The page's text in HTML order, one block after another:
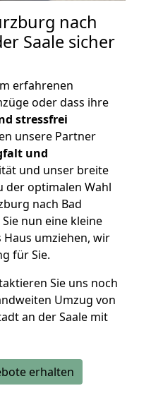
nach
Saale sicher
erfahrenen
oder dass ihre
stressfrei
unsere Partner
und
und unser breite
der optimalen Wahl
nach Bad
nun eine kleine
umziehen, wir
für Sie.
Sie uns noch
Umzug von
an der Saale mit
erhalten